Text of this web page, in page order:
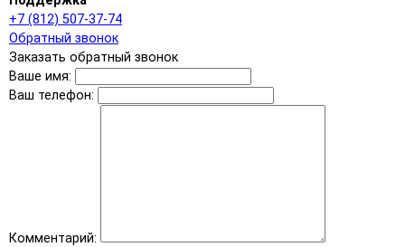
+7 (812) 507-37-74
Обратный звонок
Заказать обратный звонок
Ваше имя:
Ваш телефон:
Комментарий: